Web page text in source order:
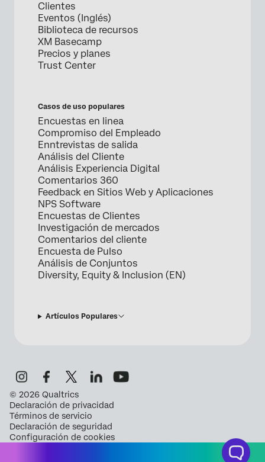
Clientes
Eventos (Inglés)
Biblioteca de recursos
XM Basecamp
Precios y planes
Trust Center
Casos de uso populares
Encuestas en linea
Compromiso del Empleado
Enntrevistas de salida
Análisis del Cliente
Análisis Experiencia Digital
Comentarios 360
Feedback en Sitios Web y Aplicaciones
NPS Software
Encuestas de Clientes
Investigación de mercados
Comentarios del cliente
Encuesta de Pulso
Análisis de Conjuntos
Diversity, Equity & Inclusion (EN)
Artículos Populares
© 2026 Qualtrics
Declaración de privacidad
Términos de servicio
Declaración de seguridad
Configuración de cookies